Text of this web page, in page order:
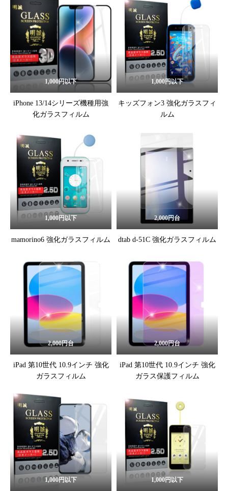
1,000円以下
iPhone 13/14シリーズ機種用強
化ガラスフィルム
1,000円以下
キッズフォン3 強化ガラスフィ
ルム
1,000円以下
mamorino6 強化ガラスフィルム
2,000円台
dtab d-51C 強化ガラスフィルム
2,000円台
iPad 第10世代 10.9インチ 強化
ガラスフィルム
2,000円台
iPad 第10世代 10.9インチ 強化
ガラス保護フィルム
1,000円以下 1,000円以下